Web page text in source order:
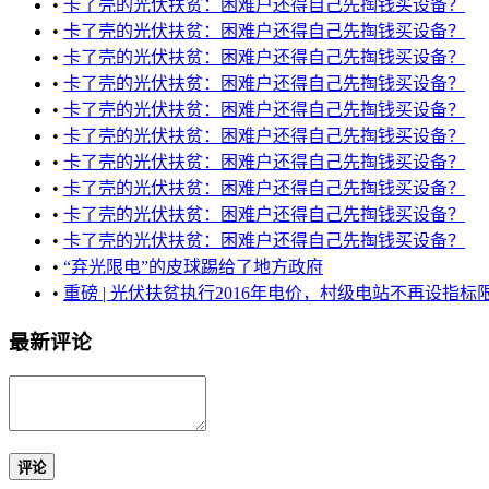
• 卡了壳的光伏扶贫：困难户还得自己先掏钱买设备？
• 卡了壳的光伏扶贫：困难户还得自己先掏钱买设备？
• 卡了壳的光伏扶贫：困难户还得自己先掏钱买设备？
• 卡了壳的光伏扶贫：困难户还得自己先掏钱买设备？
• 卡了壳的光伏扶贫：困难户还得自己先掏钱买设备？
• 卡了壳的光伏扶贫：困难户还得自己先掏钱买设备？
• 卡了壳的光伏扶贫：困难户还得自己先掏钱买设备？
• 卡了壳的光伏扶贫：困难户还得自己先掏钱买设备？
• 卡了壳的光伏扶贫：困难户还得自己先掏钱买设备？
• 卡了壳的光伏扶贫：困难户还得自己先掏钱买设备？
• “弃光限电”的皮球踢给了地方政府
• 重磅 | 光伏扶贫执行2016年电价，村级电站不再设指标
最新评论
评论